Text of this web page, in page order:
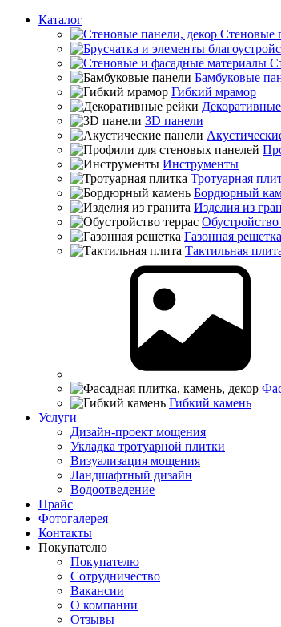
Каталог
Стеновые
Бамбуковые
Гибкий мрамор
3D панели
Инструменты
Тротуарная
Бордюрный
Изделия из
Обустройство
Газонная решетка
Тактильная
Гибкий камень
Услуги
Дизайн-проект мощения
Укладка тротуарной плитки
Визуализация мощения
Ландшафтный дизайн
Водоотведение
Прайс
Фотогалерея
Контакты
Покупателю
Покупателю
Сотрудничество
Вакансии
О компании
Отзывы